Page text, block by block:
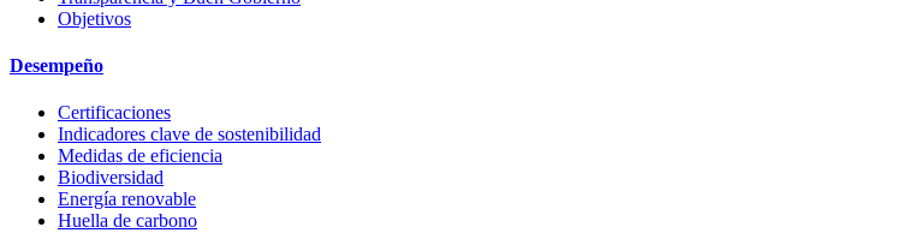
Objetivos
Desempeño
Certificaciones
Indicadores clave de sostenibilidad
Medidas de eficiencia
Biodiversidad
Energía renovable
Huella de carbono